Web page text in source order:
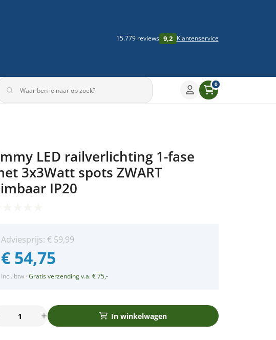
15.779 reviews 9,2 Klantenservice
0
LED railverlichting 1-fase
3x3Watt spots ZWART
IP20
Adviesprijs:€ 59,99
€ 54,75
Incl. btw ·Gratis verzending v.a. € 75,-
Jimmy
In winkelwagen